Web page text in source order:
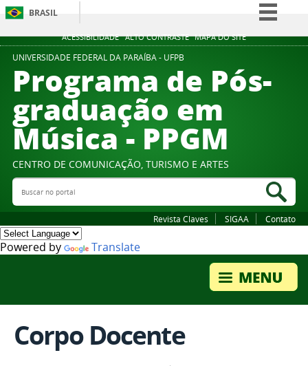
ACESSIBILIDADE ALTO CONTRASTE MAPA DO SITE
BRASIL
Simplifique!
Participe
Legislação
Canais
UNIVERSIDADE FEDERAL DA PARAÍBA - UFPB
Programa de Pós-
graduação em
Música - PPGM
CENTRO DE COMUNICAÇÃO, TURISMO E ARTES
Buscar no portal
Revista Claves SIGAA Contato
Powered by Translate
Corpo Docente